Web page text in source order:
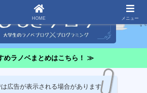
めラノベまとめはこちら！ ≫
広告が表示される場合があります
HOME メニュー